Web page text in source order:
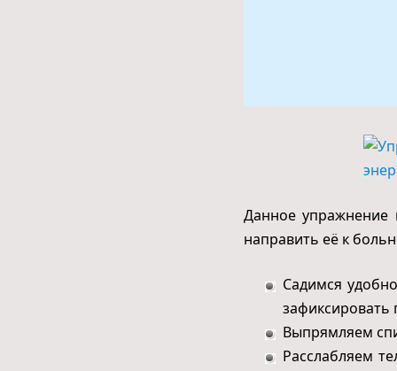
Данное упражнение
направить её к
Садимся
зафиксировать
Выпрямляем
Расслабляем